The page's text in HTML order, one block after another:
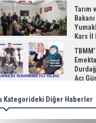
Tarım
Kars İl
Acı
Kategorideki Diğer Haberler